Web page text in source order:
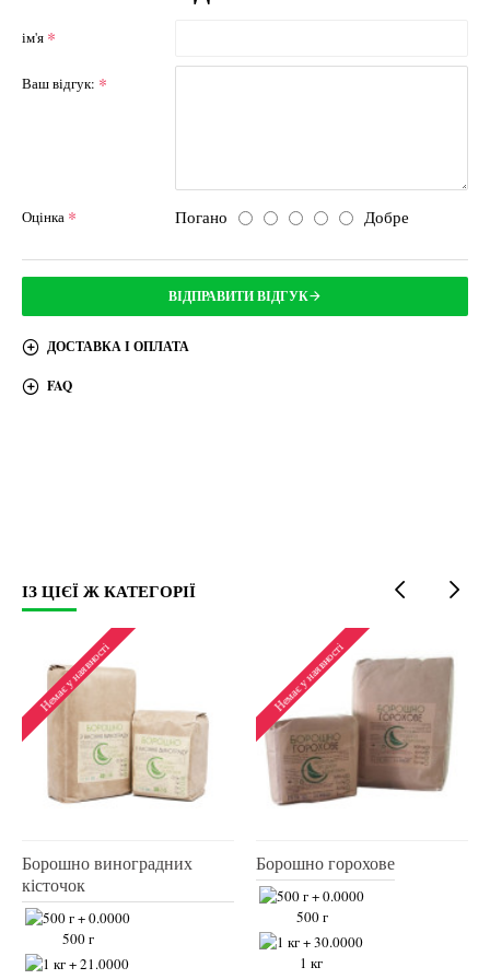
ім'я
Ваш відгук:
Оцінка Погано Добре
ВІДПРАВИТИ ВІДГУК
ДОСТАВКА І ОПЛАТА
FAQ
ІЗ ЦІЄЇ Ж КАТЕГОРІЇ
Немає у наявності
Борошно зеленої гречки
500 г
1 кг
Немає у наявності
Борошно кокосове